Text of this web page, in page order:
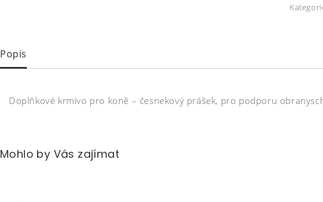
Popis
Doplňkové krmivo pro koně – česnekový prášek, pro podporu
Mohlo by Vás zajímat